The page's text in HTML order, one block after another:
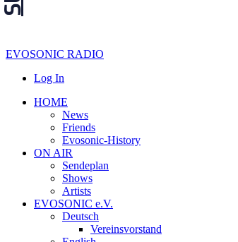
EVOSONIC RADIO
Log In
HOME
News
Friends
Evosonic-History
ON AIR
Sendeplan
Shows
Artists
EVOSONIC e.V.
Deutsch
Vereinsvorstand